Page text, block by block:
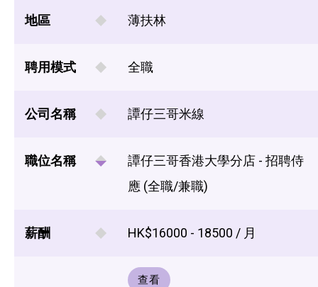
地區 薄扶林
聘用模式 全職
公司名稱 譚仔三哥米線
職位名稱
譚仔三哥香港大學分店 - 招聘侍
應 (全職/兼職)
薪酬 HK$16000 - 18500 / 月
查看